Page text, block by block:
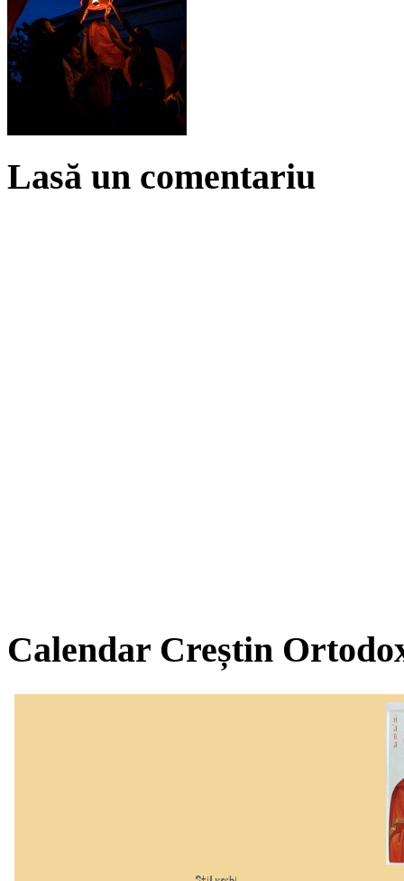
Lasă un comentariu
Calendar Creștin